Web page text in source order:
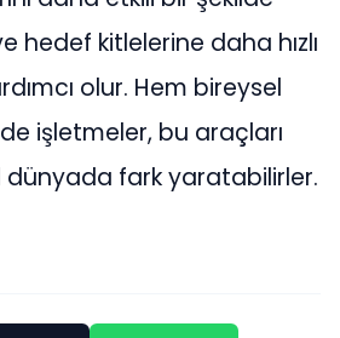
hedef kitlelerine daha hızlı
olur. Hem bireysel
işletmeler, bu araçları
dünyada fark yaratabilirler.